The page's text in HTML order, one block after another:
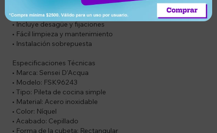
• Diseño moderno y elegante
• Cuenta con sistema anti rebalse
• Incluye desagüe y fijaciones
• Fácil limpieza y mantenimiento
• Instalación sobrepuesta
Especificaciones Técnicas
• Marca: Sensei D’Acqua
• Modelo: FSK96243
• Tipo: Pileta de cocina simple
• Material: Acero inoxidable
• Color: Níquel
• Acabado: Cepillado
• Forma de la cubeta: Rectangular